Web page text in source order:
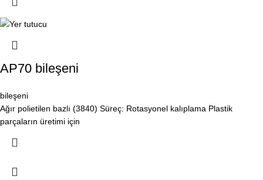
AP70 bileşeni
bileşeni
Ağır polietilen bazlı (3840) Süreç: Rotasyonel kalıplama Plastik
parçaların üretimi için